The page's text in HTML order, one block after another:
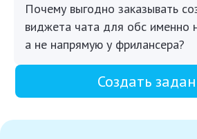
Почему выгодно заказывать
виджета чата для обс именно
а не напрямую у фрилансера?
Создать